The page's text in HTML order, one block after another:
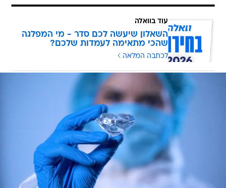
עוד בוואלה
השאלון שיעשה לכם סדר - מי המפלגה
שהכי מתאימה לעמדות שלכם?
לכתבה המלאה